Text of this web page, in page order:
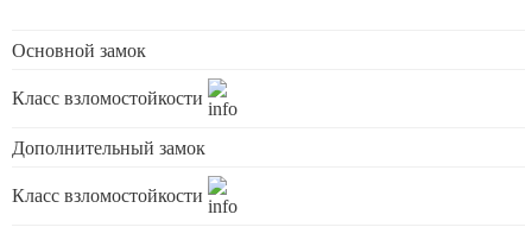
Основной замок
Класс взломостойкости
Дополнительный замок
Класс взломостойкости